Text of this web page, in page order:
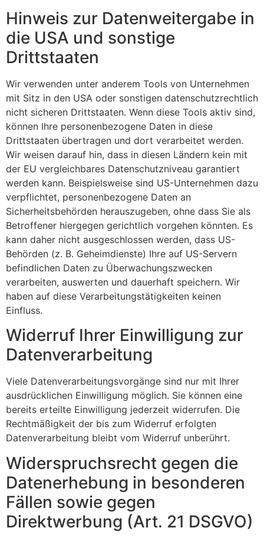
Hinweis zur Datenweitergabe in
die USA und sonstige
Drittstaaten
Wir verwenden unter anderem Tools von Unternehmen
mit Sitz in den USA oder sonstigen datenschutzrechtlich
nicht sicheren Drittstaaten. Wenn diese Tools aktiv sind,
können Ihre personenbezogene Daten in diese
Drittstaaten übertragen und dort verarbeitet werden.
Wir weisen darauf hin, dass in diesen Ländern kein mit
der EU vergleichbares Datenschutzniveau garantiert
werden kann. Beispielsweise sind US-Unternehmen dazu
verpflichtet, personenbezogene Daten an
Sicherheitsbehörden herauszugeben, ohne dass Sie als
Betroffener hiergegen gerichtlich vorgehen könnten. Es
kann daher nicht ausgeschlossen werden, dass US-
Behörden (z. B. Geheimdienste) Ihre auf US-Servern
befindlichen Daten zu Überwachungszwecken
verarbeiten, auswerten und dauerhaft speichern. Wir
haben auf diese Verarbeitungstätigkeiten keinen
Einfluss.
Widerruf Ihrer Einwilligung zur
Datenverarbeitung
Viele Datenverarbeitungsvorgänge sind nur mit Ihrer
ausdrücklichen Einwilligung möglich. Sie können eine
bereits erteilte Einwilligung jederzeit widerrufen. Die
Rechtmäßigkeit der bis zum Widerruf erfolgten
Datenverarbeitung bleibt vom Widerruf unberührt.
Widerspruchsrecht gegen die
Datenerhebung in besonderen
Fällen sowie gegen
Direktwerbung (Art. 21 DSGVO)